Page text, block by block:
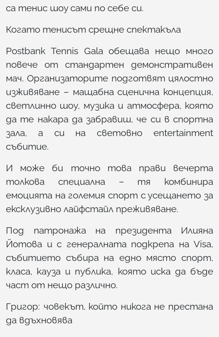
са тенис шоу сами по себе си.
Когато тенисът срещне спектакъла
Postbank Tennis Gala обещава нещо много
повече от стандартен демонстративен
мач. Организаторите подготвят цялостно
изживяване – мащабна сценична концепция,
светлинно шоу, музика и атмосфера, която
да те накара да забравиш, че си в спортна
зала, а си на световно entertainment
събитие.
И може би точно това прави вечерта
толкова специална – тя комбинира
емоцията на големия спорт с усещането за
ексклузивно лайфстайл преживяване.
Под патронажа на президента Илияна
Йотова и с генералната подкрепа на Visa,
събитието събира на едно място спорт,
класа, кауза и публика, която иска да бъде
част от нещо различно.
Григор: човекът, който никога не престана
да вдъхновява